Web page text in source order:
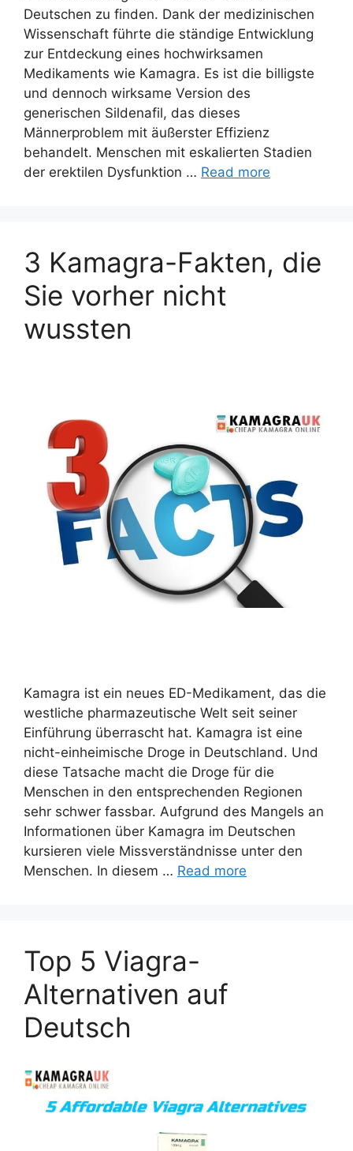
Deutschen zu finden. Dank der medizinischen
Wissenschaft führte die ständige Entwicklung
zur Entdeckung eines hochwirksamen
Medikaments wie Kamagra. Es ist die billigste
und dennoch wirksame Version des
generischen Sildenafil, das dieses
Männerproblem mit äußerster Effizienz
behandelt. Menschen mit eskalierten Stadien
der erektilen Dysfunktion … Read more
3 Kamagra-Fakten, die
Sie vorher nicht
wussten
Kamagra ist ein neues ED-Medikament, das die
westliche pharmazeutische Welt seit seiner
Einführung überrascht hat. Kamagra ist eine
nicht-einheimische Droge in Deutschland. Und
diese Tatsache macht die Droge für die
Menschen in den entsprechenden Regionen
sehr schwer fassbar. Aufgrund des Mangels an
Informationen über Kamagra im Deutschen
kursieren viele Missverständnisse unter den
Menschen. In diesem … Read more
Top 5 Viagra-
Alternativen auf
Deutsch